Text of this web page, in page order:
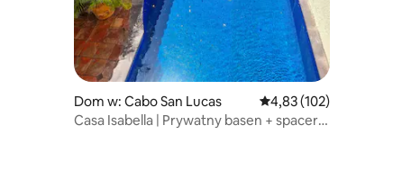
Dom w: Cabo San Lucas Średnia ocena: 4,83
4,83 (102)
Casa Isabella | Prywatny basen + spacer